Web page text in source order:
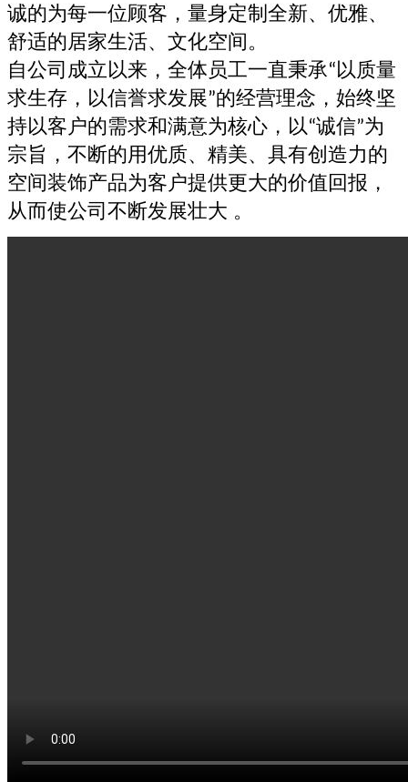
诚的为每一位顾客，量身定制全新、优雅、
舒适的居家生活、文化空间。
自公司成立以来，全体员工一直秉承“以质量
求生存，以信誉求发展”的经营理念，始终坚
持以客户的需求和满意为核心，以“诚信”为
宗旨，不断的用优质、精美、具有创造力的
空间装饰产品为客户提供更大的价值回报，
从而使公司不断发展壮大 。